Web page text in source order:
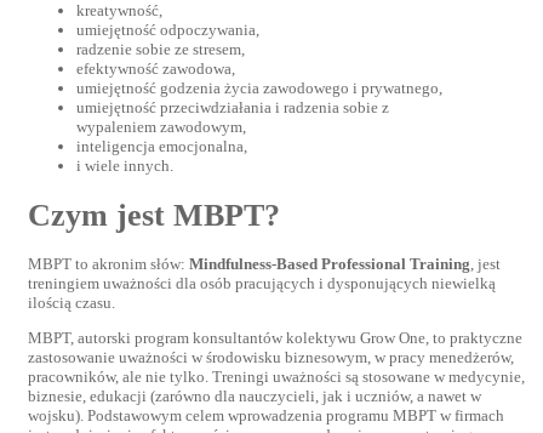
kreatywność,
umiejętność odpoczywania,
radzenie sobie ze stresem,
efektywność zawodowa,
umiejętność godzenia życia zawodowego i prywatnego,
umiejętność przeciwdziałania i radzenia sobie z
wypaleniem zawodowym,
inteligencja emocjonalna,
i wiele innych.
Czym jest MBPT?
MBPT to akronim słów: Mindfulness-Based Professional Training, jest
treningiem uważności dla osób pracujących i dysponujących niewielką
ilością czasu.
MBPT, autorski program konsultantów kolektywu Grow One, to praktyczne
zastosowanie uważności w środowisku biznesowym, w pracy menedżerów,
pracowników, ale nie tylko. Treningi uważności są stosowane w medycynie,
biznesie, edukacji (zarówno dla nauczycieli, jak i uczniów, a nawet w
wojsku). Podstawowym celem wprowadzenia programu MBPT w firmach